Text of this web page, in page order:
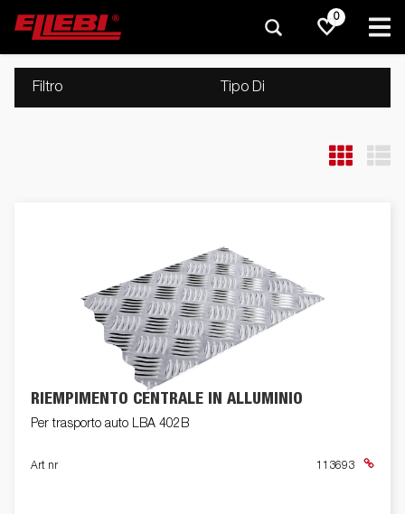
0
Filtro Tipo Di
RIEMPIMENTO CENTRALE IN ALLUMINIO
Per trasporto auto LBA 402B
Art nr 113693